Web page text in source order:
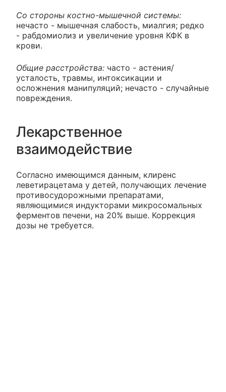
Со стороны костно-мышечной системы:
нечасто - мышечная слабость, миалгия; редко
- рабдомиолиз и увеличение уровня КФК в
крови.
Общие расстройства: часто - астения/
усталость, травмы, интоксикации и
осложнения манипуляций; нечасто - случайные
повреждения.
Лекарственное
взаимодействие
Согласно имеющимся данным, клиренс
леветирацетама у детей, получающих лечение
противосудорожными препаратами,
являющимися индукторами микросомальных
ферментов печени, на 20% выше. Коррекция
дозы не требуется.